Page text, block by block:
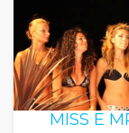
MISS E